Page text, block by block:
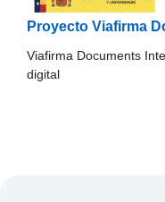
Proyecto Viafirma
Viafirma Documents
digital